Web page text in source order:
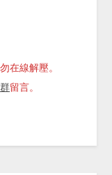
在線解壓。
留言。